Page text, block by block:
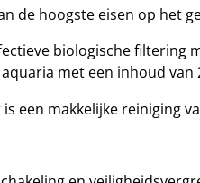
de hoogste eisen op het
biologische filtering
met een inhoud van
een makkelijke reiniging